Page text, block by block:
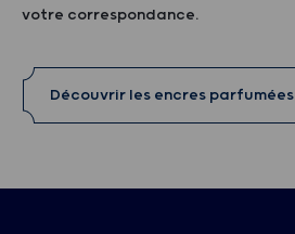
votre correspondance.
Découvrir les encres parfumées